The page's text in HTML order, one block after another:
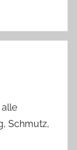
Schmutz,